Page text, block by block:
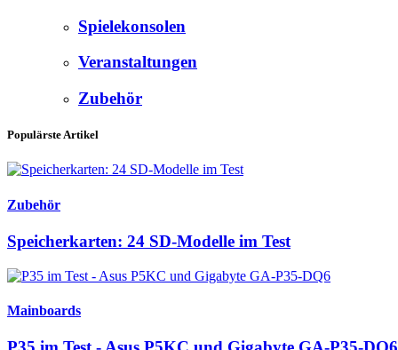
Spielekonsolen
Veranstaltungen
Zubehör
Populärste Artikel
Zubehör
Speicherkarten: 24 SD-Modelle im Test
Mainboards